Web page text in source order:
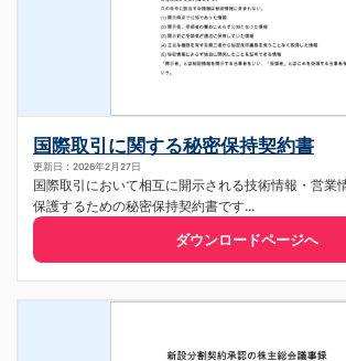
国際取引に関する秘密保持契約書
更新日：2026年2月27日
国際取引において相互に開示される技術情報・営業
保護するための秘密保持契約書です...
ダウンロードページへ